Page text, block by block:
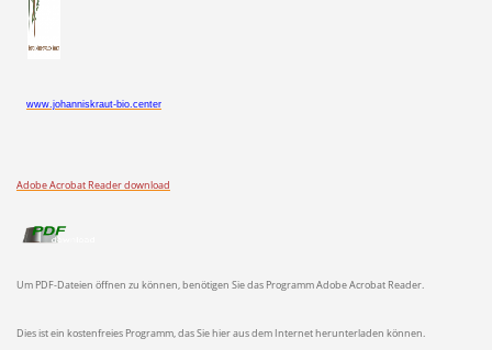
www.johanniskraut-bio.center
Adobe Acrobat Reader download
Um PDF-Dateien öffnen zu können, benötigen Sie das Programm Adobe Acrobat Reader.
Dies ist ein kostenfreies Programm, das Sie hier aus dem Internet herunterladen können.